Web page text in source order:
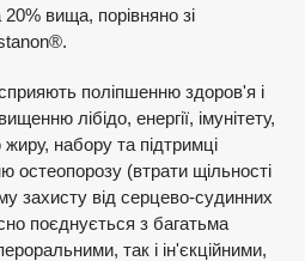
вища, порівняно зі
поліпшенню здоров'я і
лібідо, енергії, імунітету,
набору та підтримці
остеопорозу (втрати щільності
захисту від серцево-судинних
поєднується з багатьма
так і ін'єкційними,